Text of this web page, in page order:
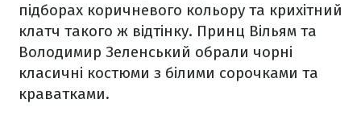
підборах коричневого кольору та крихітний
клатч такого ж відтінку. Принц Вільям та
Володимир Зеленський обрали чорні
класичні костюми з білими сорочками та
краватками.